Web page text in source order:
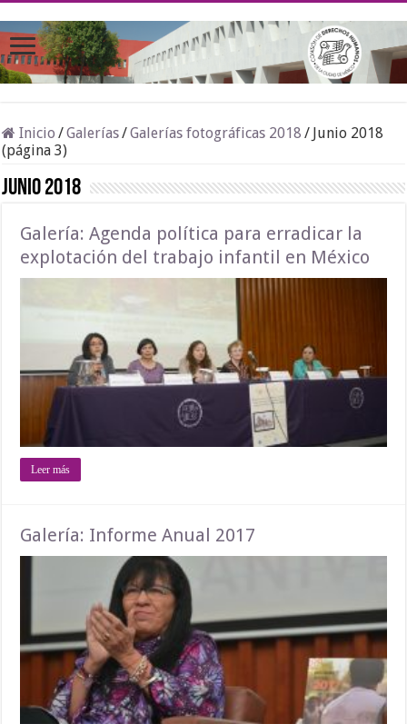
Inicio /Galerías/Galerías fotográficas 2018 / Junio 2018
(página 3)
Junio 2018
Galería: Agenda política para erradicar la
explotación del trabajo infantil en México
Leer más
Galería: Informe Anual 2017